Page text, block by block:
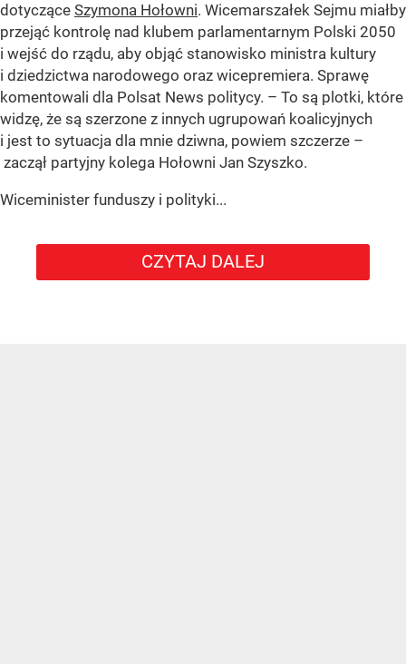
dotyczące Szymona Hołowni. Wicemarszałek Sejmu miałby
przejąć kontrolę nad klubem parlamentarnym Polski 2050
i wejść do rządu, aby objąć stanowisko ministra kultury
i dziedzictwa narodowego oraz wicepremiera. Sprawę
komentowali dla Polsat News politycy. – To są plotki, które
widzę, że są szerzone z innych ugrupowań koalicyjnych
i jest to sytuacja dla mnie dziwna, powiem szczerze –
zaczął partyjny kolega Hołowni Jan Szyszko.
Wiceminister funduszy i polityki...
CZYTAJ DALEJ